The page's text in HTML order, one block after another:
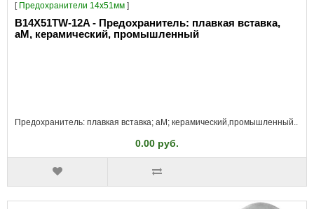
[ Предохранители 14x51мм ]
B14X51TW-12A - Предохранитель: плавкая вставка,
aM, керамический, промышленный
Предохранитель: плавкая вставка; aM; керамический,промышленный..
0.00 руб.